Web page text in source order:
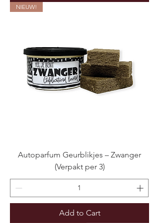
NIEUW!
Autoparfum Geurblikjes – Zwanger
(Verpakt per 3)
Add to Cart